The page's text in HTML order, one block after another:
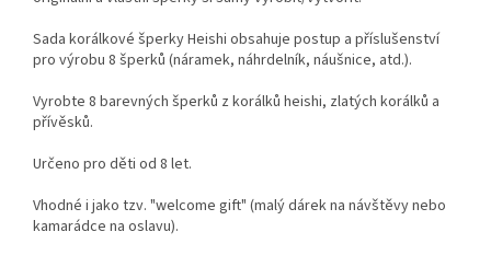
Sada korálkové šperky Heishi obsahuje postup a příslušenství
pro výrobu 8 šperků (náramek, náhrdelník, náušnice, atd.).
Vyrobte 8 barevných šperků z korálků heishi, zlatých korálků a
přívěsků.
Určeno pro děti od 8 let.
Vhodné i jako tzv. "welcome gift" (malý dárek na návštěvy nebo
kamarádce na oslavu).